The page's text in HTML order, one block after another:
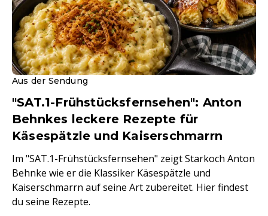
Aus der Sendung
"SAT.1-Frühstücksfernsehen": Anton
Behnkes leckere Rezepte für
Käsespätzle und Kaiserschmarrn
Im "SAT.1-Frühstücksfernsehen" zeigt Starkoch Anton
Behnke wie er die Klassiker Käsespätzle und
Kaiserschmarrn auf seine Art zubereitet. Hier findest
du seine Rezepte.